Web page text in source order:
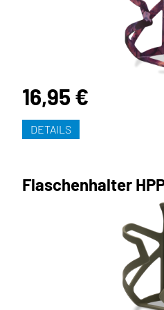
16,95 €
DETAILS
Flaschenhalter